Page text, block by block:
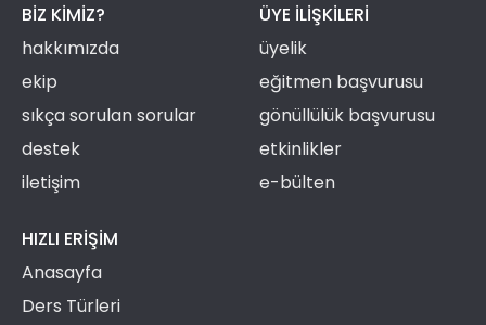
BIZ KIMIZ?
hakkımızda
ekip
sıkça sorulan sorular
destek
iletişim
ÜYE ILIŞKILERI
üyelik
eğitmen başvurusu
gönüllülük başvurusu
etkinlikler
e-bülten
HIZLI ERIŞIM
Anasayfa
Ders Türleri